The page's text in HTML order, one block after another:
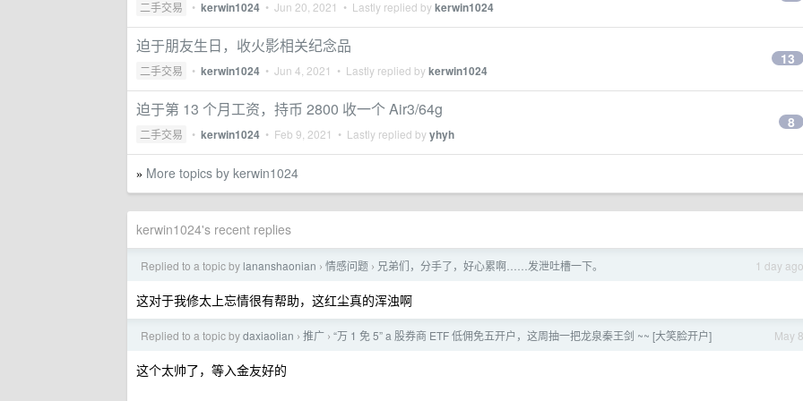
二手交易 • kerwin1024 • Jun 20, 2021 • Lastly replied bykerwin1024
迫于朋友生日，收火影相关纪念品
二手交易 • kerwin1024 • Jun 4, 2021 • Lastly replied bykerwin1024
13
迫于第 13 个月工资，持币 2800 收一个 Air3/64g
二手交易 • kerwin1024 • Feb 9, 2021 • Lastly replied byyhyh
8
» More topics by kerwin1024
kerwin1024's recent replies
1 day ago
Replied to a topic by lananshaonian › 情感问题 › 兄弟们，分手了，好心累啊……发泄吐槽一下。
这对于我修太上忘情很有帮助，这红尘真的浑浊啊
May 8
Replied to a topic bydaxiaolian › 推广 › “万 1 免 5” a 股券商 ETF 低佣免五开户，这周抽一把龙泉秦王剑 ~~ [大笑脸开户]
这个太帅了，等入金友好的